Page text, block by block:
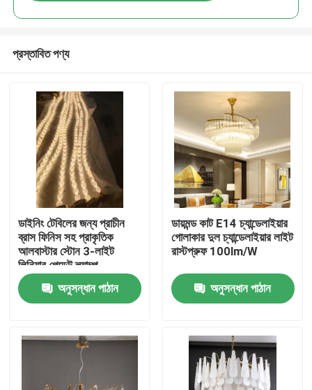
বাড়ি
পণ্য
আমাদের সম্বন্ধে
প্রস্তাবিত পণ্য
ডাইনিং টেবিলের জন্য প্রাচীন
ব্রাস ফিনিস সহ প্রাকৃতিক
আলবাস্টার স্টোন 3-লাইট
লিনিয়ার পেন্ডেন্ট ল্যাম্প
অনুসন্ধান পাঠান
ডায়মন্ড কাট E14 চ্যান্ডেলাইয়ার
গোলাকার দুল চ্যান্ডেলাইয়ার লাইট
রাস্টপ্রুফ 100lm/W
অনুসন্ধান পাঠান